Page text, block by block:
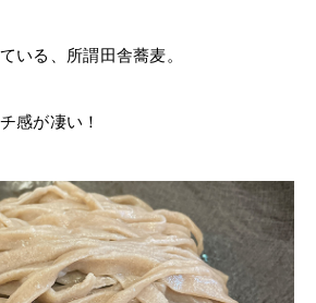
いる、所謂田舎蕎麦。
感が凄い！